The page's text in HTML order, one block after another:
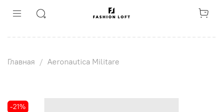
Главная Aeronautica Militare
-21%